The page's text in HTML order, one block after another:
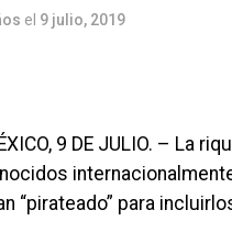
el 9 julio, 2019
9 DE JULIO. – La
“pirateado” para